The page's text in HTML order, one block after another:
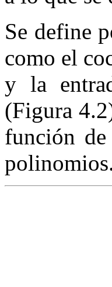
Se define
como el
y la
(Figura
función de